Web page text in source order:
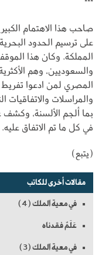
صاحب هذا الاهتمام
على ترسيم الحدود
المملكة. وكان هذا
والسعوديين، وهم
المصري لمن ادعوا
والمراسلات والاتفاقيات
بما ألجم الألسنة، وكشف
في كل ما تم الاتفاق عليه.
(يتبع)
مقالات أخرى للكاتب
في معية الملك (4)
عَلَمٌ فقدناه
في معية الملك (3)